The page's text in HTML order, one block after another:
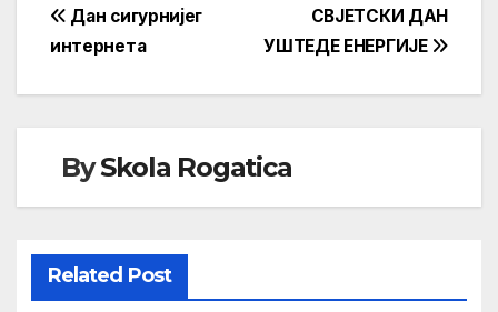
Кретање
чланка
СВЈЕТСКИ ДАН
УШТЕДЕ ЕНЕРГИЈЕ
Дан сигурнијег
интернета
BySkola Rogatica
Related Post